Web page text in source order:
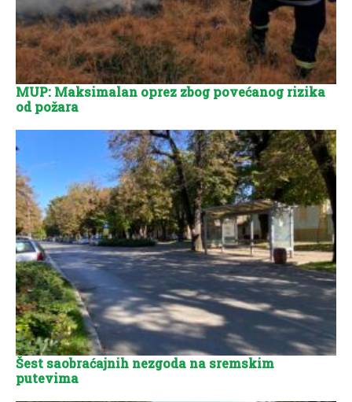
MUP: Maksimalan oprez zbog povećanog rizika
od požara
Šest saobraćajnih nezgoda na sremskim
putevima